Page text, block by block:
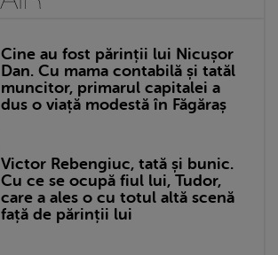
Cine au fost părinții lui Nicușor
Dan. Cu mama contabilă și tatăl
muncitor, primarul capitalei a
dus o viață modestă în Făgăraș
Victor Rebengiuc, tată și bunic.
Cu ce se ocupă fiul lui, Tudor,
care a ales o cu totul altă scenă
față de părinții lui